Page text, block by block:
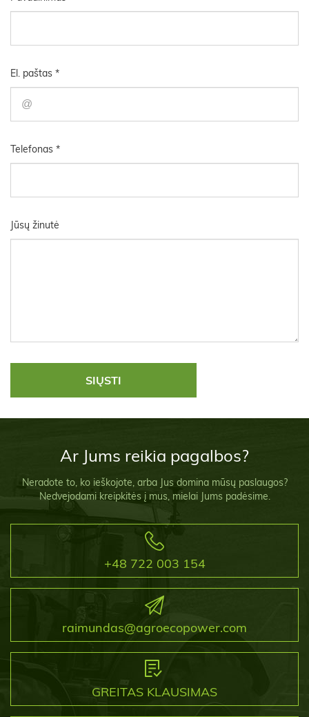
El. paštas *
Telefonas *
Jūsų žinutė
Ar Jums reikia pagalbos?
Neradote to, ko ieškojote, arba Jus domina mūsų paslaugos?
Nedvejodami kreipkitės į mus, mielai Jums padėsime.
+48 722 003 154
raimundas@agroecopower.com
GREITAS KLAUSIMAS